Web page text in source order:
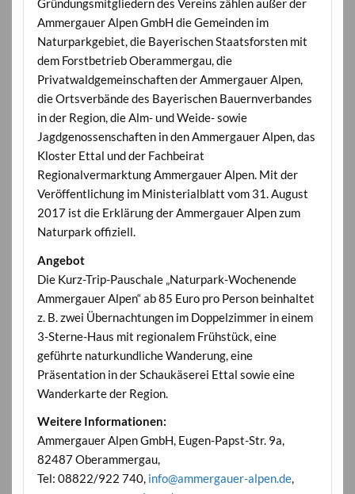
Gründungsmitgliedern des Vereins zählen außer der
Ammergauer Alpen GmbH die Gemeinden im
Naturparkgebiet, die Bayerischen Staatsforsten mit
dem Forstbetrieb Oberammergau, die
Privatwaldgemeinschaften der Ammergauer Alpen,
die Ortsverbände des Bayerischen Bauernverbandes
in der Region, die Alm- und Weide- sowie
Jagdgenossenschaften in den Ammergauer Alpen, das
Kloster Ettal und der Fachbeirat
Regionalvermarktung Ammergauer Alpen. Mit der
Veröffentlichung im Ministerialblatt vom 31. August
2017 ist die Erklärung der Ammergauer Alpen zum
Naturpark offiziell.
Angebot
Die Kurz-Trip-Pauschale „Naturpark-Wochenende
Ammergauer Alpen“ ab 85 Euro pro Person beinhaltet
z. B. zwei Übernachtungen im Doppelzimmer in einem
3-Sterne-Haus mit regionalem Frühstück, eine
geführte naturkundliche Wanderung, eine
Präsentation in der Schaukäserei Ettal sowie eine
Wanderkarte der Region.
Weitere Informationen:
Ammergauer Alpen GmbH, Eugen-Papst-Str. 9a,
82487 Oberammergau,
Tel: 08822/922 740, info@ammergauer-alpen.de,